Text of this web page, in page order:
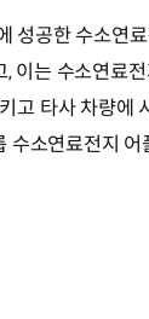
성공한 수소연
이는 수소연료
고 타사 차량에
소연료전지